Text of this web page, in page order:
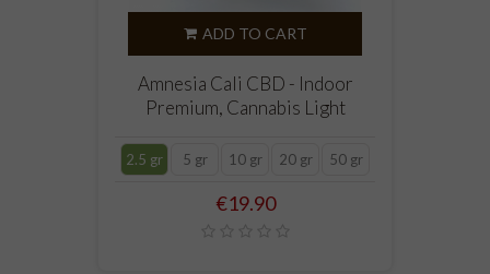
ADD TO CART
Amnesia Cali CBD - Indoor
Premium, Cannabis Light
2.5 gr 5 gr 10 gr 20 gr 50 gr
Price
€19.90